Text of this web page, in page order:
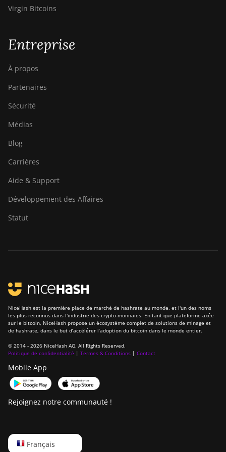
Virgin Bitcoins
Entreprise
À propos
Partenaires
Sécurité
Médias
Blog
Carrières
Aide & Support
Développement des Affaires
Statut
NiceHash est la première place de marché de hashrate au monde, et l'un des noms
les plus reconnus dans l'industrie des crypto-monnaies. En tant que plateforme axée
sur le bitcoin, NiceHash propose un écosystème complet de solutions de minage et
de hashrate, dans le but d’accélérer l’adoption du bitcoin dans le monde entier.
© 2014 - 2026 NiceHash AG. All Rights Reserved.
Politique de confidentialité | Termes & Conditions | Contact
Mobile App
Rejoignez notre communauté !
Français
English